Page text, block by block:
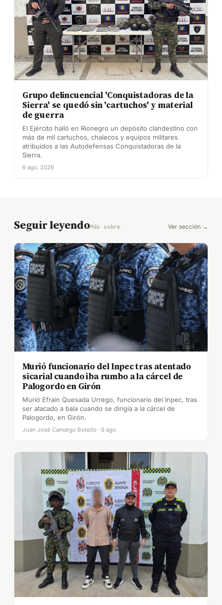
Grupo delincuencial 'Conquistadoras de la
Sierra' se quedó sin 'cartuchos' y material
de guerra
El Ejército halló en Rionegro un depósito clandestino con
más de mil cartuchos, chalecos y equipos militares
atribuidos a las Autodefensas Conquistadoras de la
Sierra.
6 ago. 2026
Seguir leyendoMás sobre Ver sección →
Murió funcionario del Inpec tras atentado
sicarial cuando iba rumbo a la cárcel de
Palogordo en Girón
Murió Efraín Quesada Urrego, funcionario del Inpec, tras
ser atacado a bala cuando se dirigía a la cárcel de
Palogordo, en Girón.
Juan José Camargo Botello · 6 ago.